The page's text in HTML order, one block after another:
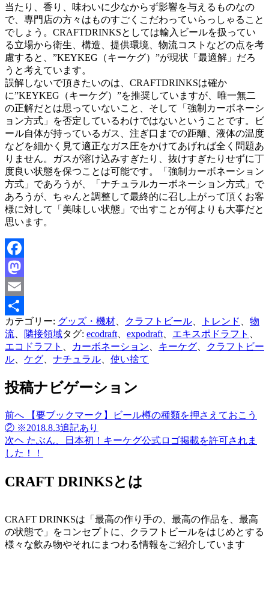
当たり、香り、味わいに少なからず影響を与えるものなの
で、専門店の方々はものすごくこだわっていらっしゃること
でしょう。CRAFTDRINKSとしては輸入ビールを扱ってい
る立場から衛生、構造、提供環境、物流コストなどの点を考
慮すると、”KEYKEG（キーケグ）”が現状「最適解」だろ
うと考えています。
誤解しないで頂きたいのは、CRAFTDRINKSは確か
に”KEYKEG（キーケグ）”を推奨していますが、唯一無二
の正解だとは思っていないこと、そして「強制カーボネーシ
ョン方式」を否定しているわけではないということです。ビ
ール自体が持っているガス、注ぎ口までの距離、液体の温度
などを細かく見て適正なガス圧をかけてあげれば全く問題あ
りません。ガスが溶け込みすぎたり、抜けすぎたりせずに丁
度良い状態を保つことは可能です。「強制カーボネーション
方式」であろうが、「ナチュラルカーボネーション方式」で
あろうが、ちゃんと調整して最終的に召し上がって頂くお客
様に対して「美味しい状態」で出すことが何よりも大事だと
思います。
Facebook
Mastodon
Email
共
有
カテゴリー: グッズ・機材 クラフトビール トレンド
物
流
隣接領域タグ: ecodraft expodraft エキスポドラフト
エコドラフト
カーボネーション キーケグ
クラフトビー
ル
ケグ ナチュラル 使い捨て
投稿ナビゲーション
前へ
【要ブックマーク】ビール樽の種類を押さえておこう
② ※2018.8.3追記あり
次ヘ たぶん、日本初！キーケグ公式ロゴ掲載を許可されま
した！！
CRAFT DRINKSとは
CRAFT DRINKSは「最高の作り手の、最高の作品を、最高
の状態で」をコンセプトに、クラフトビールをはじめとする
様々な飲み物やそれにまつわる情報をご紹介しています